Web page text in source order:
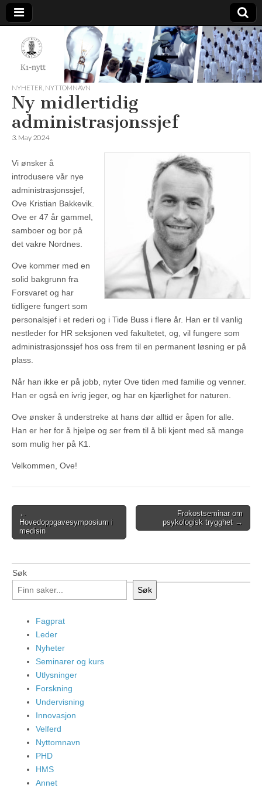
K1-
Nytt
NYHETER NYTTOMNAVN
Ny midlertidig
administrasjonssjef
3. May 2024
Vi ønsker å
introdusere vår nye
administrasjonssjef,
Ove Kristian Bakkevik.
Ove er 47 år gammel,
samboer og bor på
det vakre Nordnes.
Ove kommer med en
solid bakgrunn fra
Forsvaret og har
tidligere fungert som
personalsjef i et rederi og i Tide Buss i flere år. Han er til vanlig
nestleder for HR seksjonen ved fakultetet, og, vil fungere som
administrasjonssjef hos oss frem til en permanent løsning er på
plass.
Når han ikke er på jobb, nyter Ove tiden med familie og venner.
Han er også en ivrig jeger, og har en kjærlighet for naturen.
Ove ønsker å understreke at hans dør alltid er åpen for alle.
Han er her for å hjelpe og ser frem til å bli kjent med så mange
som mulig her på K1.
Velkommen, Ove!
Post
navigation
←
Hovedoppgavesymposium i
medisin
Frokostseminar om
psykologisk trygghet →
Søk
Søk
Fagprat
Leder
Nyheter
Seminarer og kurs
Utlysninger
Forskning
Undervisning
Innovasjon
Velferd
Nyttomnavn
PHD
HMS
Annet